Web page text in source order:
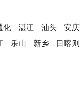
化 湛江 汕头 安庆
乐山 新乡 日喀则